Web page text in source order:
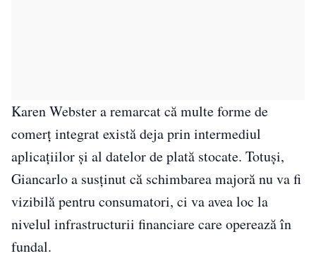
Karen Webster a remarcat că multe forme de
comerț integrat există deja prin intermediul
aplicațiilor și al datelor de plată stocate. Totuși,
Giancarlo a susținut că schimbarea majoră nu va fi
vizibilă pentru consumatori, ci va avea loc la
nivelul infrastructurii financiare care operează în
fundal.